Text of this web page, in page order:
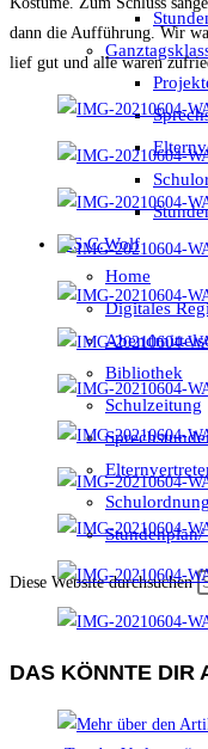
MS C.Wolf
Home
Digitales
Bibliothek
Schulzeitung
Schulordnung
Diese Website durchsuchen
dann die Aufführung. Wir
lief gut und alle waren
DAS KÖNNTE DIR